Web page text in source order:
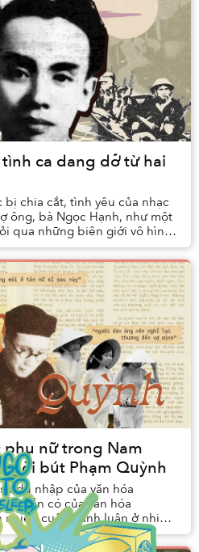
ca dang dở từ hai
chia cắt, tình yêu của nhạc
ông, bà Ngọc Hạnh, như một
qua những biên giới vô hình,
chờn ...
phụ nữ trong Nam
bút Phạm Quỳnh
du nhập của văn hóa
sẵn có của văn hóa
cuộc tranh luận ở nhiều
Thứ nhất, An Nam là ...